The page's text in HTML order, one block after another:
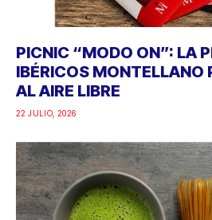
PICNIC “MODO ON”: LA
IBÉRICOS MONTELLANO
AL AIRE LIBRE
22 JULIO, 2026